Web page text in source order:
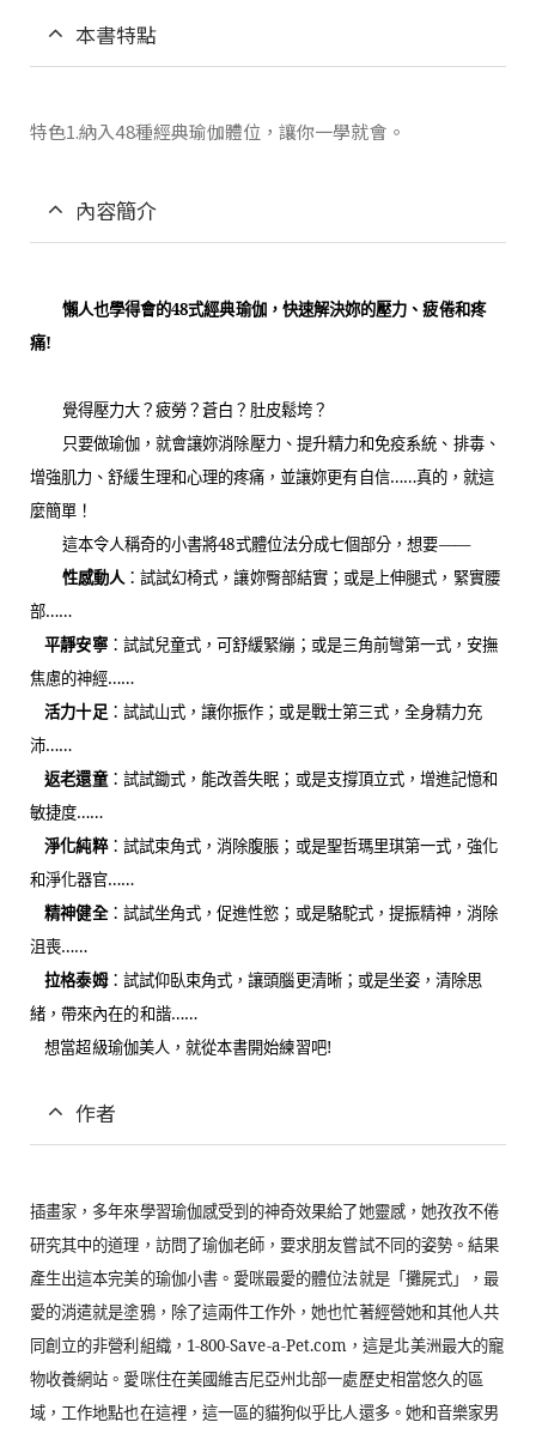
本書特點
特色1.納入48種經典瑜伽體位，讓你一學就會。
內容簡介
懶人也學得會的48式經典瑜伽，快速解決妳的壓力、疲倦和疼
痛!
覺得壓力大？疲勞？蒼白？肚皮鬆垮？
只要做瑜伽，就會讓妳消除壓力、提升精力和免疫系統、排毒、
增強肌力、舒緩生理和心理的疼痛，並讓妳更有自信……真的，就這
麼簡單！
這本令人稱奇的小書將48式體位法分成七個部分，想要――
性感動人：試試幻椅式，讓妳臀部結實；或是上伸腿式，緊實腰
部……
平靜安寧：試試兒童式，可舒緩緊繃；或是三角前彎第一式，安撫
焦慮的神經……
活力十足：試試山式，讓你振作；或是戰士第三式，全身精力充
沛……
返老還童：試試鋤式，能改善失眠；或是支撐頂立式，增進記憶和
敏捷度……
淨化純粹：試試束角式，消除腹脹；或是聖哲瑪里琪第一式，強化
和淨化器官……
精神健全：試試坐角式，促進性慾；或是駱駝式，提振精神，消除
沮喪……
拉格泰姆：試試仰臥束角式，讓頭腦更清晰；或是坐姿，清除思
緒，帶來內在的和諧……
想當超級瑜伽美人，就從本書開始練習吧!
作者
插畫家，多年來學習瑜伽感受到的神奇效果給了她靈感，她孜孜不倦
研究其中的道理，訪問了瑜伽老師，要求朋友嘗試不同的姿勢。結果
產生出這本完美的瑜伽小書。愛咪最愛的體位法就是「攤屍式」，最
愛的消遣就是塗鴉，除了這兩件工作外，她也忙著經營她和其他人共
同創立的非營利組織， 1-800-Save-a-Pet.com ，這是北美洲最大的寵
物收養網站。愛咪住在美國維吉尼亞州北部一處歷史相當悠久的區
域，工作地點也在這裡，這一區的貓狗似乎比人還多。她和音樂家男